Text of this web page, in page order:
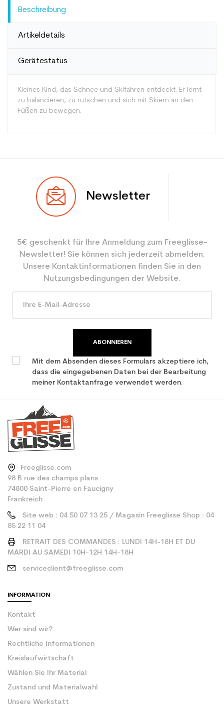
Beschreibung
Artikeldetails
Gerätestatus
Kleines Kind, das Schnee und Skifahren entdeckt. Er lernt
zu balancieren, zu rutschen und sich mit Skiern an den
Füßen zu bewegen.
Benutzer Junior
Farbe Grün
CO2-Einsparungen für
den Planeten (in kg)
2.1
Newsletter
5€ geschenkt für Ihre Anmeldung zum Freeglisse-
Newsletter! Sie können sich jederzeit abmelden.
Unsere Kontaktinformationen finden Sie in den
Nutzungsbedingungen der Website.
ABONNIEREN
Mit dem Absenden dieses Formulars akzeptiere ich,
dass die eingegebenen Daten bei der Bearbeitung
meiner Kontaktanfrage verwendet werden.
Freeglisse.com
98 B rue des champs plans
74800 Saint-Pierre en Faucigny
Frankreich
Site web : 04 50 07 13 25 / Magasin Freeglisse Shop : 04
85 22 11 04
RETRAIT DES COMMANDES : LUNDI 14H-18H ET DU
MARDI AU SAMEDI 10H-12H 14H-18H
serviceclient@freeglisse.com
INFORMATION
Kontakt
Wer sind wir?
Rechtliche Informationen
Kreislaufwirtschaft
Wählen Sie Ihr Material
Zustand und Materialwahl
Unsere Werkstatt